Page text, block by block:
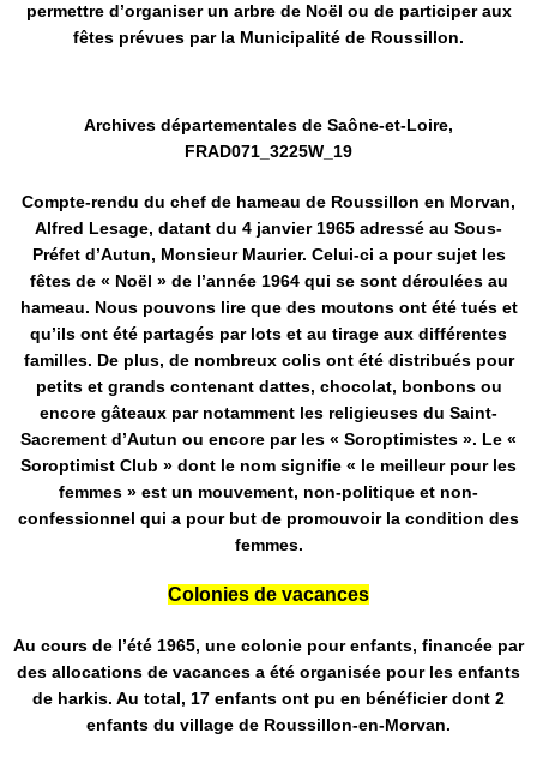
permettre d’organiser un arbre de Noël ou de participer aux
fêtes prévues par la Municipalité de Roussillon.
Archives départementales de Saône-et-Loire,
FRAD071_3225W_19
Compte-rendu du chef de hameau de Roussillon en Morvan,
Alfred Lesage, datant du 4 janvier 1965 adressé au Sous-
Préfet d’Autun, Monsieur Maurier. Celui-ci a pour sujet les
fêtes de « Noël » de l’année 1964 qui se sont déroulées au
hameau. Nous pouvons lire que des moutons ont été tués et
qu’ils ont été partagés par lots et au tirage aux différentes
familles. De plus, de nombreux colis ont été distribués pour
petits et grands contenant dattes, chocolat, bonbons ou
encore gâteaux par notamment les religieuses du Saint-
Sacrement d’Autun ou encore par les « Soroptimistes ». Le «
Soroptimist Club » dont le nom signifie « le meilleur pour les
femmes » est un mouvement, non-politique et non-
confessionnel qui a pour but de promouvoir la condition des
femmes.
Colonies de vacances
Au cours de l’été 1965, une colonie pour enfants, financée par
des allocations de vacances a été organisée pour les enfants
de harkis. Au total, 17 enfants ont pu en bénéficier dont 2
enfants du village de Roussillon-en-Morvan.